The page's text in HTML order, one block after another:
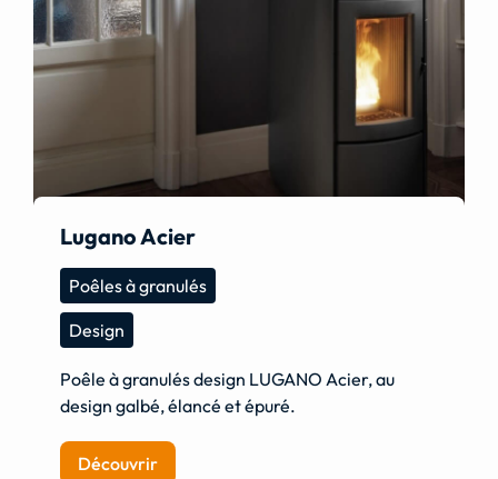
Lugano Acier
Poêles à granulés
Design
Poêle à granulés design LUGANO Acier, au
design galbé, élancé et épuré.
Découvrir